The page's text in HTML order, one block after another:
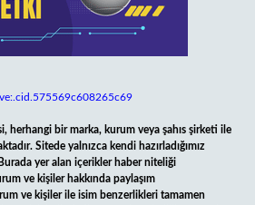
herhangi bir marka, kurum veya şahıs şirketi ile
Sitede yalnızca kendi hazırladığımız
yer alan içerikler haber niteliği
ve kişiler hakkında paylaşım
ve kişiler ile isim benzerlikleri tamamen